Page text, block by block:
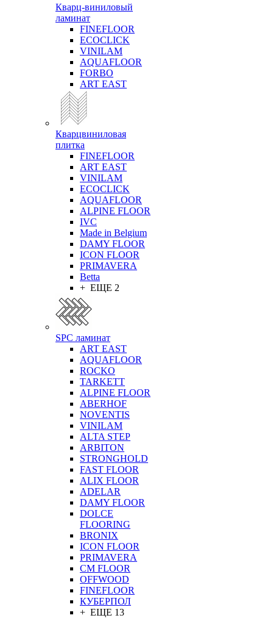
Кварц-виниловый
ламинат
FINEFLOOR
ECOCLICK
VINILAM
AQUAFLOOR
FORBO
ART EAST
Кварцвиниловая
плитка
FINEFLOOR
ART EAST
VINILAM
ECOCLICK
AQUAFLOOR
ALPINE FLOOR
IVC
Made in Belgium
DAMY FLOOR
ICON FLOOR
PRIMAVERA
Betta
+ ЕЩЕ 2
SPC ламинат
ART EAST
AQUAFLOOR
ROCKO
TARKETT
ALPINE FLOOR
ABERHOF
NOVENTIS
VINILAM
ALTA STEP
ARBITON
STRONGHOLD
FAST FLOOR
ALIX FLOOR
ADELAR
DAMY FLOOR
DOLCE
FLOORING
BRONIX
ICON FLOOR
PRIMAVERA
CM FLOOR
OFFWOOD
FINEFLOOR
КУБЕРПОЛ
+ ЕЩЕ 13